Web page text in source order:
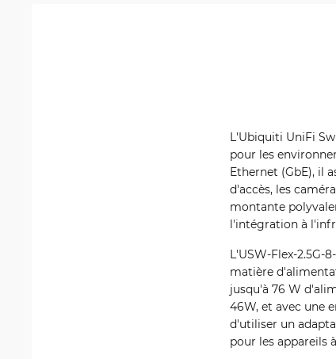
L'Ubiquiti UniFi
pour les
Ethernet (GbE), il
d'accès, les
montante
l'intégration à
L'USW-Flex-2.5G-
matière
jusqu'à 76 W
46W, et avec une
d'utiliser un
pour les appareils